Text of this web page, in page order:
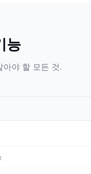
능
아야 할 모든 것.